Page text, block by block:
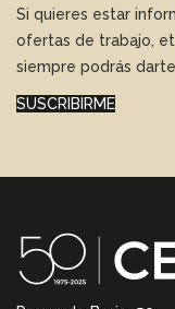
Si quieres estar
ofertas de trabajo,
siempre podrás
SUSCRIBIRME